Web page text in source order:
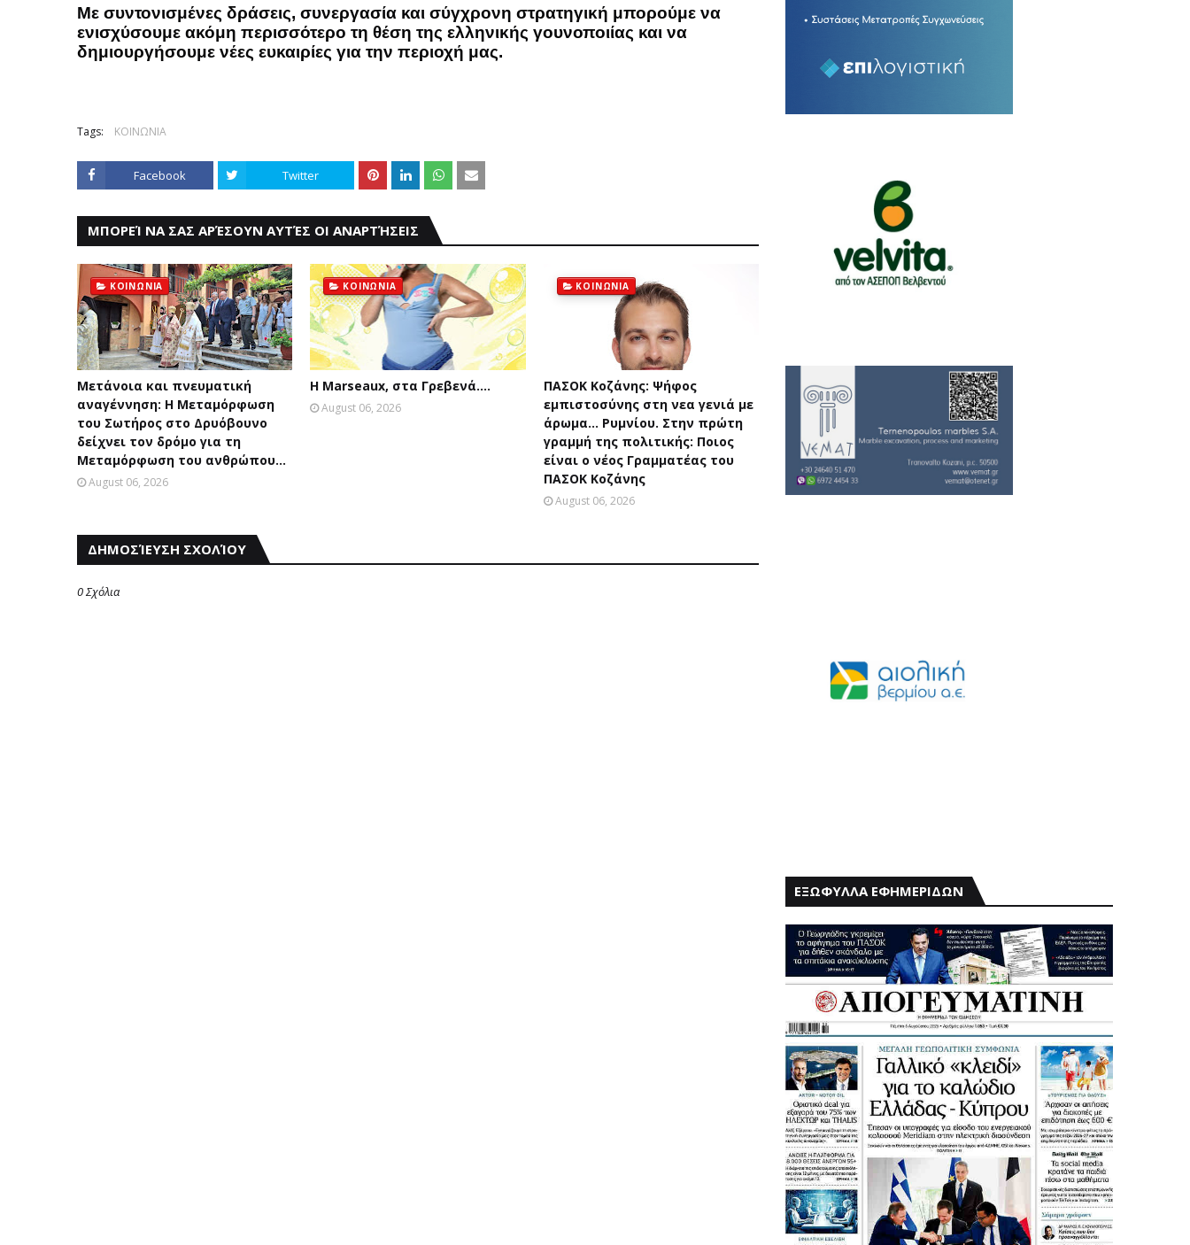
Με συντονισμένες δράσεις, συνεργασία και σύγχρονη στρατηγική μπορούμε να
ενισχύσουμε ακόμη περισσότερο τη θέση της ελληνικής γουνοποιίας και να
δημιουργήσουμε νέες ευκαιρίες για την περιοχή μας.
Tags: ΚΟΙΝΩΝΙΑ
Facebook Twitter
ΜΠΟΡΕΊ ΝΑ ΣΑΣ ΑΡΈΣΟΥΝ ΑΥΤΈΣ ΟΙ ΑΝΑΡΤΉΣΕΙΣ
ΚΟΙΝΩΝΙΑ
Μετάνοια και πνευματική
αναγέννηση: Η Μεταμόρφωση
του Σωτήρος στο Δρυόβουνο
δείχνει τον δρόμο για τη
Μεταμόρφωση του ανθρώπου...
August 06, 2026
ΚΟΙΝΩΝΙΑ
Η Marseaux, στα Γρεβενά….
August 06, 2026
ΚΟΙΝΩΝΙΑ
ΠΑΣΟΚ Κοζάνης: Ψήφος
εμπιστοσύνης στη νεα γενιά με
άρωμα... Ρυμνίου. Στην πρώτη
γραμμή της πολιτικής: Ποιος
είναι ο νέος Γραμματέας του
ΠΑΣΟΚ Κοζάνης
August 06, 2026
ΔΗΜΟΣΊΕΥΣΗ ΣΧΟΛΊΟΥ
0 Σχόλια
ΕΞΩΦΥΛΛΑ ΕΦΗΜΕΡΙΔΩΝ